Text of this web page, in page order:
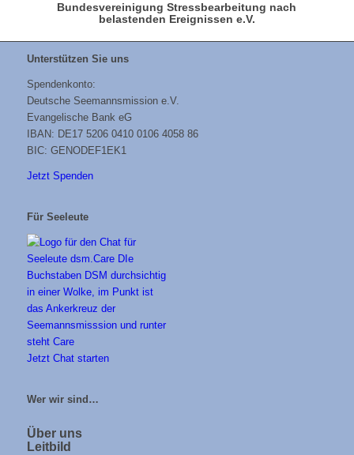
Bundesvereinigung Stressbearbeitung nach
belastenden Ereignissen e.V.
Unterstützen Sie uns
Spendenkonto:
Deutsche Seemannsmission e.V.
Evangelische Bank eG
IBAN: DE17 5206 0410 0106 4058 86
BIC: GENODEF1EK1
Jetzt Spenden
Für Seeleute
Jetzt Chat starten
Wer wir sind…
Über uns
Leitbild